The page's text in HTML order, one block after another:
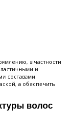
в частности
и
составами.
а обеспечить
волос